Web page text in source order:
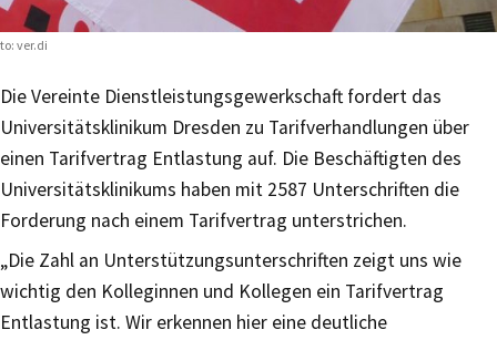
ver.di
Die Vereinte Dienstleistungsgewerkschaft fordert das
Universi­tätsklinikum Dresden zu Tarifverhandlungen über
einen Tarifver­trag Entlastung auf. Die Beschäftigten des
Universitätsklinikums haben mit 2587 Unter­schriften die
Forderung nach einem Tarifvertrag unterstrichen.
„Die Zahl an Unterstützungsunterschriften zeigt uns wie
wichtig den Kolleginnen und Kollegen ein Tarifvertrag
Entlastung ist. Wir erkennen hier eine deutliche